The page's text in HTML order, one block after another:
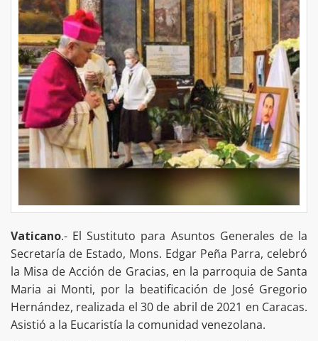
Vaticano.- El Sustituto para Asuntos Generales de la
Secretaría de Estado, Mons. Edgar Peña Parra, celebró
la Misa de Acción de Gracias, en la parroquia de Santa
Maria ai Monti, por la beatificación de José Gregorio
Hernández, realizada el 30 de abril de 2021 en Caracas.
Asistió a la Eucaristía la comunidad venezolana.